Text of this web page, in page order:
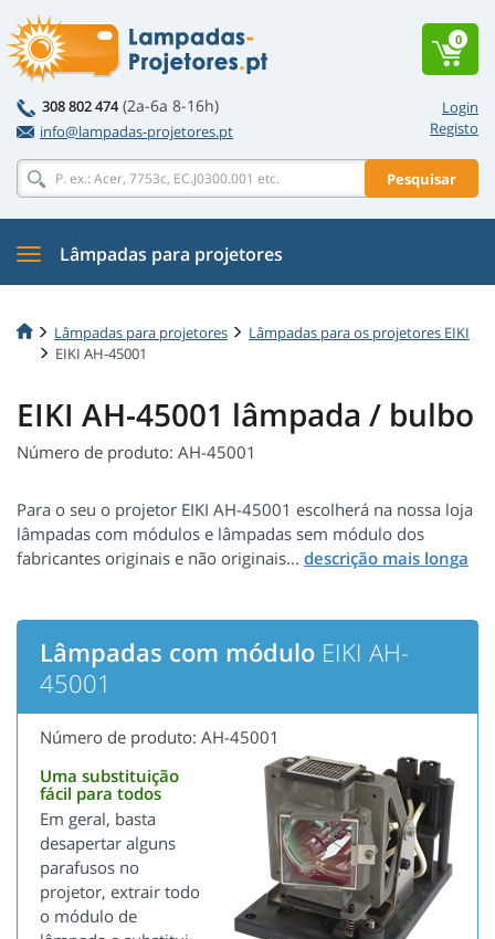
Login
Registo
308 802 474 (2a-6a 8-16h)
info@lampadas-projetores.pt
Pesquisar
0
Lâmpadas para projetores
Lâmpadas para projetores
Lâmpadas para os projetores EIKI
EIKI AH-45001
EIKI AH-45001 lâmpada / bulbo
Número de produto: AH-45001
Para o seu o projetor EIKI AH-45001 escolherá na nossa loja
lâmpadas com módulos e lâmpadas sem módulo dos
fabricantes originais e não originais...
Lâmpadas com módulo EIKI AH-
45001
Número de produto: AH-45001
Uma substituição
fácil para todos
Em geral, basta
desapertar alguns
parafusos no
projetor, extrair todo
o módulo de